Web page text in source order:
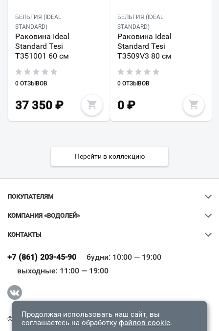
БЕЛЬГИЯ (IDEAL
STANDARD)
Раковина Ideal
Standard Tesi
T351001 60 см
0 ОТЗЫВОВ
37 350 ₽
БЕЛЬГИЯ (IDEAL
STANDARD)
Раковина Ideal
Standard Tesi
T3509V3 80 см
0 ОТЗЫВОВ
0₽
Перейти в коллекцию
ПОКУПАТЕЛЯМ
КОМПАНИЯ «ВОДОЛЕЙ»
КОНТАКТЫ
+7 (861) 203-45-90
будни: 10:00 — 19:00
выходные: 11:00 — 19:00
© 2009-2026 «Водолей Онлайн». Все права защищены.
Всё верно
Продолжая использовать наш сайт, вы
соглашаетесь на обработку файлов cookie.